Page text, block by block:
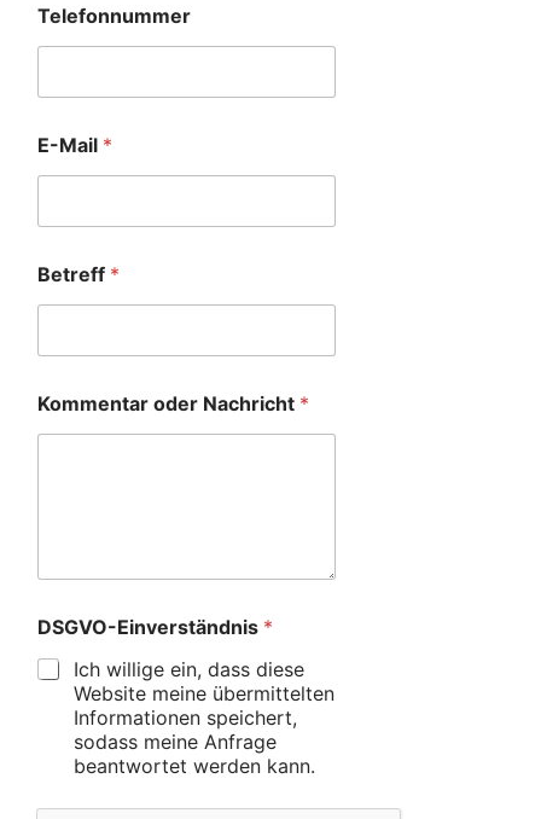
Telefonnummer
E-Mail *
Betreff *
Kommentar oder Nachricht *
DSGVO-Einverständnis *
Ich willige ein, dass diese
Website meine übermittelten
Informationen speichert,
sodass meine Anfrage
beantwortet werden kann.